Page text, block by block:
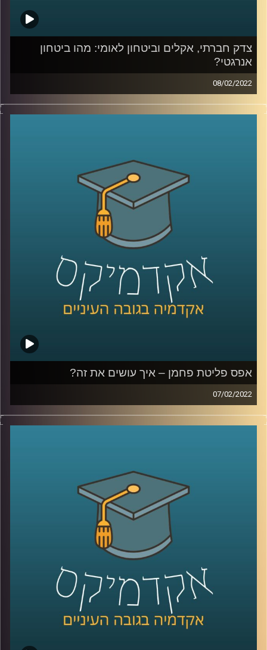
צדק חברתי, אקלים וביטחון לאומי: מהו ביטחון
אנרגטי?
08/02/2022
איך מאזנים בין הרצון באספקה תמידית של אנרגיה לכולם לבין
קיימות ועד כמה נסכים לקבל את עליית מחירי החשמל כדי
פרופ' יעל פרג, סגנית דיקן בית הספר לקיימות, התארחה בפרק
הזה והעלתה את הסוגיות החברתיות, סביבתיות וביטחוניות
הנוגעות בביטחון אנרגטי.
לשיחה שקיימתי עם פרופ' פרג על מכסות פחמן אישיות –
לשיחה שקיימתי עם פרופ' פרג על שינוי מהאמצע אל החוץ –
אפס פליטת פחמן – איך עושים את זה?
07/02/2022
בועידת האקלים בגלאזגו השנה הצהיר ראש הממשלה, נפתלי
בנט, שישראל תצמצם את פליטת הפחמן שלה לאפס עד שנת
אחת הדרכים להפוך את פליטת הפחמן לפחות שקופה היא
שיטה אותה חוקרת פרופ' יעל פרג, סגנית דיקן בית הספר
לשיחה עם פרופ' יעל פרג על ביטחון אנרגטי – לחצו כאן
לשיחה עם פרופ' פרג על שינוי מהאמצע אל החוץ –